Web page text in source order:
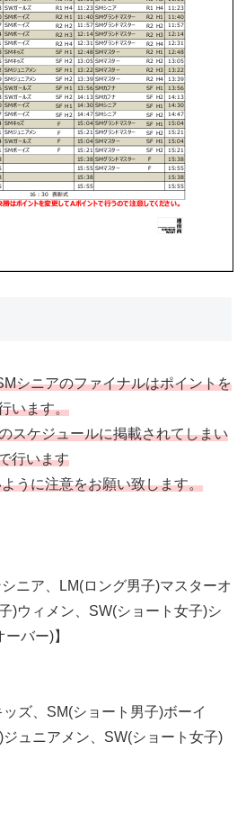
シニアのファイナルはポイントを
います。
スケジュールに掲載されてしまい
行います
うに注意をお願い致します。
シニア、LM(ロング男子)マスターオ
)ウィメン、SW(ショート女子)シ
バー)】
ッズ、SM(ショート男子)ボーイ
ュニアメン、SW(ショート女子)